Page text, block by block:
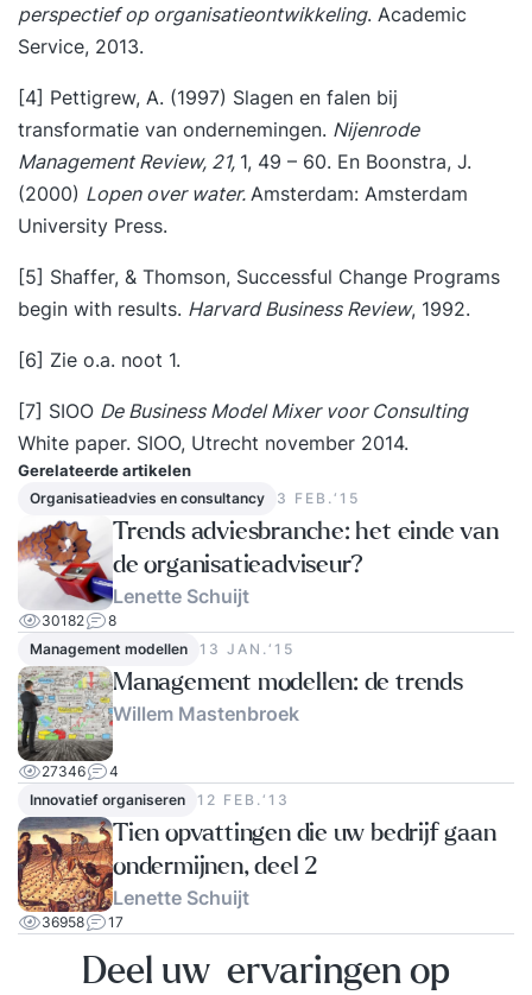
perspectief op organisatieontwikkeling. Academic
Service, 2013.
[4] Pettigrew, A. (1997) Slagen en falen bij
transformatie van ondernemingen. Nijenrode
Management Review, 21, 1, 49 – 60. En Boonstra, J.
(2000) Lopen over water. Amsterdam: Amsterdam
University Press.
[5] Shaffer, & Thomson, Successful Change Programs
begin with results. Harvard Business Review, 1992.
[6] Zie o.a. noot 1.
[7] SIOO De Business Model Mixer voor Consulting
White paper. SIOO, Utrecht november 2014.
Gerelateerde artikelen
Organisatieadvies en consultancy 3 FEB.‘15
Trends adviesbranche: het einde van
de organisatieadviseur?
Lenette Schuijt
30182
8
Management modellen
13 JAN.‘15
Management modellen: de trends
Willem Mastenbroek
27346
4
Innovatief organiseren
12 FEB.‘13
Tien opvattingen die uw bedrijf gaan
ondermijnen, deel 2
Lenette Schuijt
36958 17
Deel uw ervaringen op